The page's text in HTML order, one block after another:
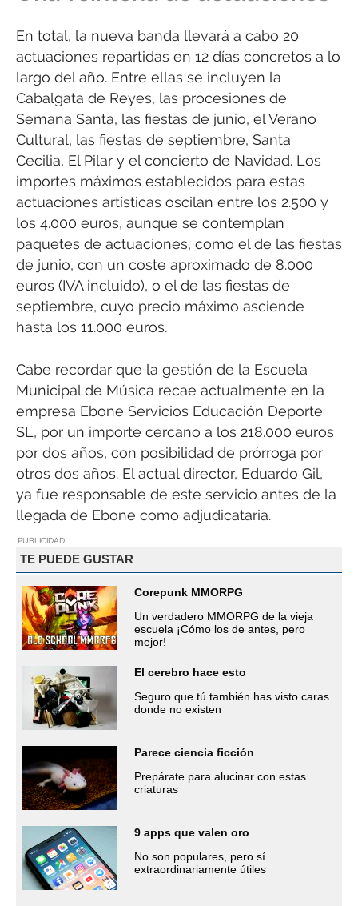
En total, la nueva banda llevará a cabo 20
actuaciones repartidas en 12 días concretos a lo
largo del año. Entre ellas se incluyen la
Cabalgata de Reyes, las procesiones de
Semana Santa, las fiestas de junio, el Verano
Cultural, las fiestas de septiembre, Santa
Cecilia, El Pilar y el concierto de Navidad. Los
importes máximos establecidos para estas
actuaciones artísticas oscilan entre los 2.500 y
los 4.000 euros, aunque se contemplan
paquetes de actuaciones, como el de las fiestas
de junio, con un coste aproximado de 8.000
euros (IVA incluido), o el de las fiestas de
septiembre, cuyo precio máximo asciende
hasta los 11.000 euros.
Cabe recordar que la gestión de la Escuela
Municipal de Música recae actualmente en la
empresa Ebone Servicios Educación Deporte
SL, por un importe cercano a los 218.000 euros
por dos años, con posibilidad de prórroga por
otros dos años. El actual director, Eduardo Gil,
ya fue responsable de este servicio antes de la
llegada de Ebone como adjudicataria.
PUBLICIDAD
TE PUEDE GUSTAR
Corepunk MMORPG
Un verdadero MMORPG de la vieja
escuela ¡Cómo los de antes, pero
mejor!
El cerebro hace esto
Seguro que tú también has visto caras
donde no existen
Parece ciencia ficción
Prepárate para alucinar con estas
criaturas
9 apps que valen oro
No son populares, pero sí
extraordinariamente útiles